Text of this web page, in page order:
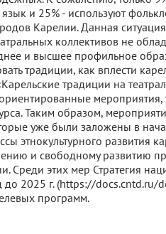
и 25% - используют
Карелии. Данная ситуация
коллективов не
и высшее профильное
традиции, как вплести
традиции на
мероприятия,
Таким образом,
уже были заложены в
этнокультурного развития
и свободному развитию
Среди этих мер Стратегия
до 2025 г. (https://
программ.